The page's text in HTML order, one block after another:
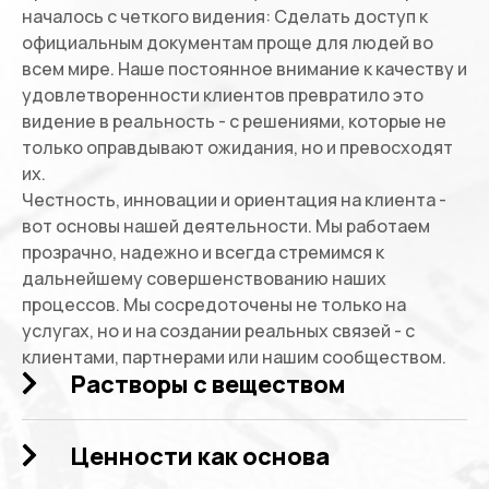
началось с четкого видения: Сделать доступ к
официальным документам проще для людей во
всем мире. Наше постоянное внимание к качеству и
удовлетворенности клиентов превратило это
видение в реальность - с решениями, которые не
только оправдывают ожидания, но и превосходят
их.
Честность, инновации и ориентация на клиента -
вот основы нашей деятельности. Мы работаем
прозрачно, надежно и всегда стремимся к
дальнейшему совершенствованию наших
процессов. Мы сосредоточены не только на
услугах, но и на создании реальных связей - с
клиентами, партнерами или нашим сообществом.
Растворы с веществом
Ценности как основа